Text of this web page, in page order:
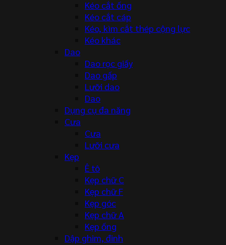
Kéo cắt ống
Kéo cắt cáp
Kéo, kìm cắt thép cộng lực
Kéo khác
Dao
Dao rọc giấy
Dao gấp
Lưỡi dao
Dao
Dụng cụ đa năng
Cưa
Cưa
Lưỡi cưa
Kẹp
Ê tô
Kẹp chữ C
Kẹp chữ F
Kẹp góc
Kẹp chữ A
Kẹp ống
Dập ghim, đinh